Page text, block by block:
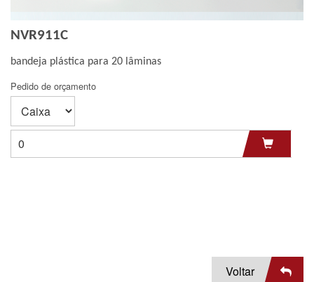
Bandeja
Pipeta Pasteur
Micro-tubo
Ponteira
NVR911C
bandeja plástica para 20 lâminas
Pedido de orçamento
Voltar